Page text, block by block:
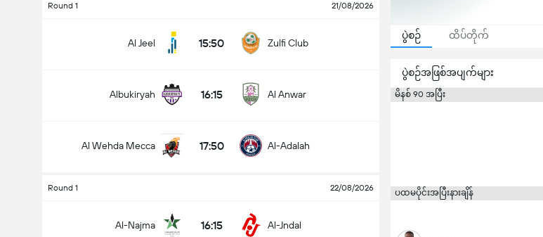
Round 1 21/08/2026
Al Jeel 15:50 Zulfi Club
Albukiryah 16:15 Al Anwar
Al Wehda Mecca 17:50 Al-Adalah
Round 1 22/08/2026
Al-Najma 16:15 Al-Jndal
ပွဲစဉ် ထိပ်တိုက်
ပွဲစဉ်အဖြစ်အပျက်များ
မိနစ် 90 အပြီး
ပထမပိုင်းအပြီးနားချိန်